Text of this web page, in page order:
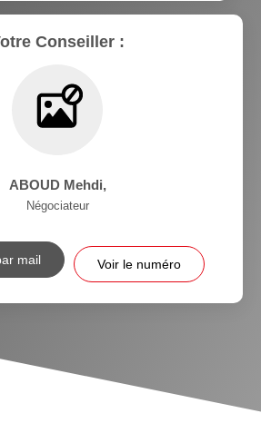
Conseiller :
ABOUD Mehdi,
Négociateur
mail Voir le numéro